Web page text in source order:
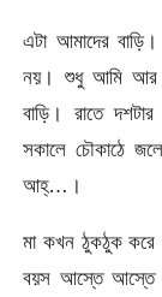
এটা আমাদের
নয়। শুধু আমি আর
বাড়ি। রাতে
সকালে চৌকাঠে
আহ্…।
মা কখন ঠুকঠুক করে
বয়স আস্তে আস্তে